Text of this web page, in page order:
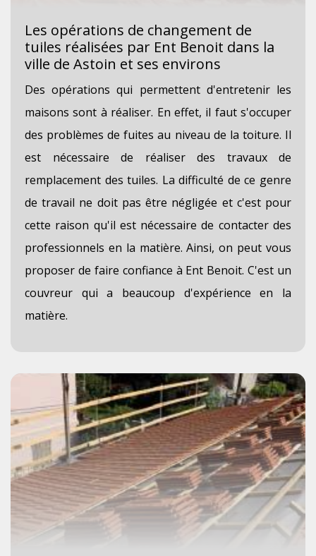
Les opérations de changement de
tuiles réalisées par Ent Benoit dans la
ville de Astoin et ses environs
Des opérations qui permettent d'entretenir les
maisons sont à réaliser. En effet, il faut s'occuper
des problèmes de fuites au niveau de la toiture. Il
est nécessaire de réaliser des travaux de
remplacement des tuiles. La difficulté de ce genre
de travail ne doit pas être négligée et c'est pour
cette raison qu'il est nécessaire de contacter des
professionnels en la matière. Ainsi, on peut vous
proposer de faire confiance à Ent Benoit. C'est un
couvreur qui a beaucoup d'expérience en la
matière.